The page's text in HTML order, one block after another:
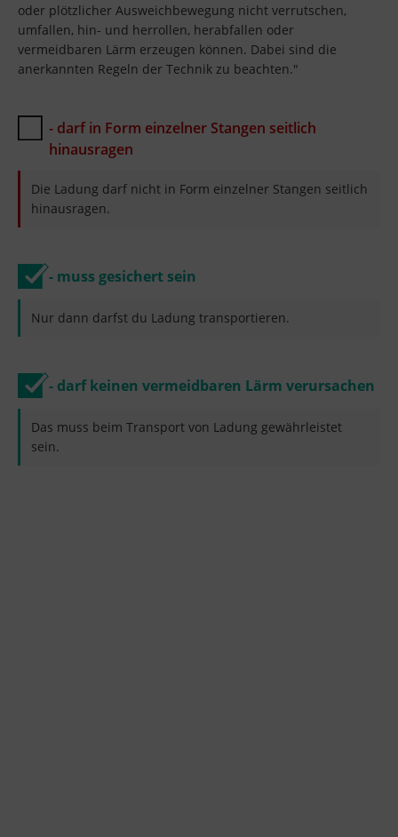
oder plötzlicher Ausweichbewegung nicht verrutschen,
umfallen, hin- und herrollen, herabfallen oder
vermeidbaren Lärm erzeugen können. Dabei sind die
anerkannten Regeln der Technik zu beachten."
- darf in Form einzelner Stangen seitlich
hinausragen
Die Ladung darf nicht in Form einzelner Stangen seitlich
hinausragen.
- muss gesichert sein
Nur dann darfst du Ladung transportieren.
- darf keinen vermeidbaren Lärm verursachen
Das muss beim Transport von Ladung gewährleistet
sein.